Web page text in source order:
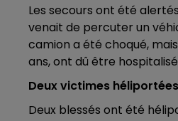
Les secours ont été
venait de percuter un
camion a été choqué,
ans, ont dû être
Deux victimes héliportées
Deux blessés ont été